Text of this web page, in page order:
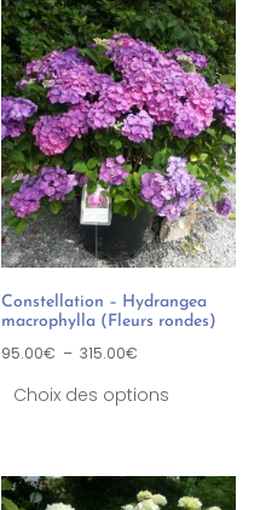
Constellation – Hydrangea
macrophylla (Fleurs rondes)
95.00€ – 315.00€
Choix des options